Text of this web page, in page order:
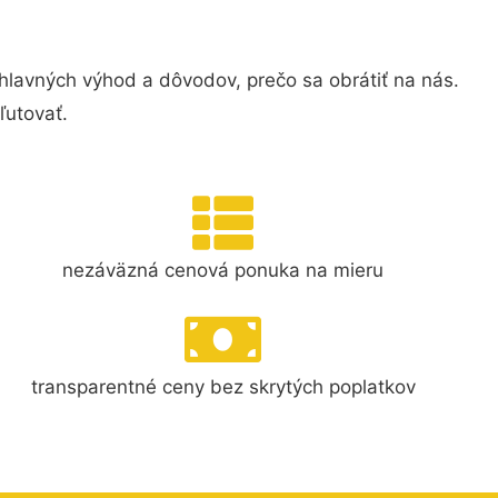
výhod a dôvodov, prečo sa obrátiť na nás.
nezáväzná cenová ponuka na mieru
transparentné ceny bez skrytých poplatkov